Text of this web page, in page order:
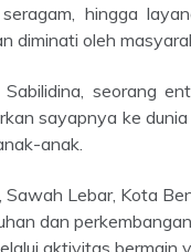
hingga
diminati oleh
sayapnya ke
anak.
dan
aktivitas bermain